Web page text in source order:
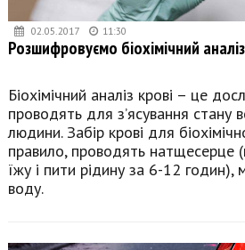
02.05.2017 11:30
Розшифровуємо біохімічний
Біохімічний аналіз крові – це
проводять для з’ясування стану
людини. Забір крові для
правило, проводять натщесерце
їжу і пити рідину за 6-12 годин),
воду.